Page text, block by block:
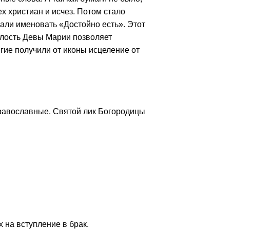
христиан и исчез. Потом стало
именовать «Достойно есть». Этот
Девы Марии позволяет
получили от иконы исцеление от
Святой лик Богородицы
вступление в брак.